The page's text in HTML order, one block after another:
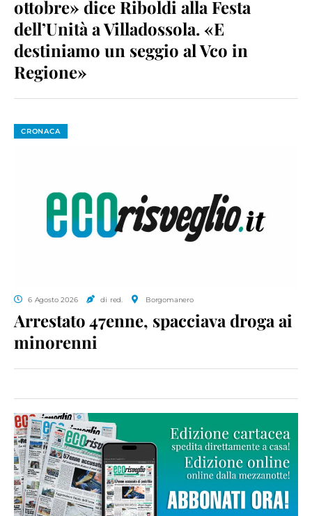
ottobre» dice Riboldi alla Festa
dell’Unità a Villadossola. «E
destiniamo un seggio al Vco in
Regione»
CRONACA
6 Agosto 2026 di red. Borgomanero
Arrestato 47enne, spacciava droga ai
minorenni